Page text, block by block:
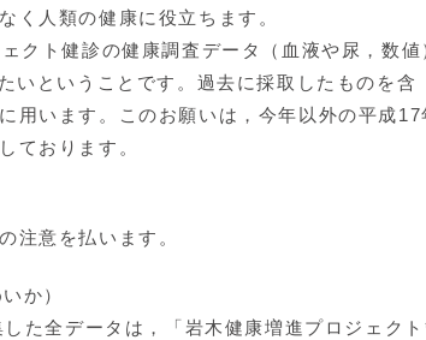
く人類の健康に役立ちます。
ト健診の健康調査データ（血液や尿，数値
いということです。過去に採取したものを含
用います。このお願いは，今年以外の平成17
ております。
注意を払います。
か）
た全データは，「岩木健康増進プロジェクト